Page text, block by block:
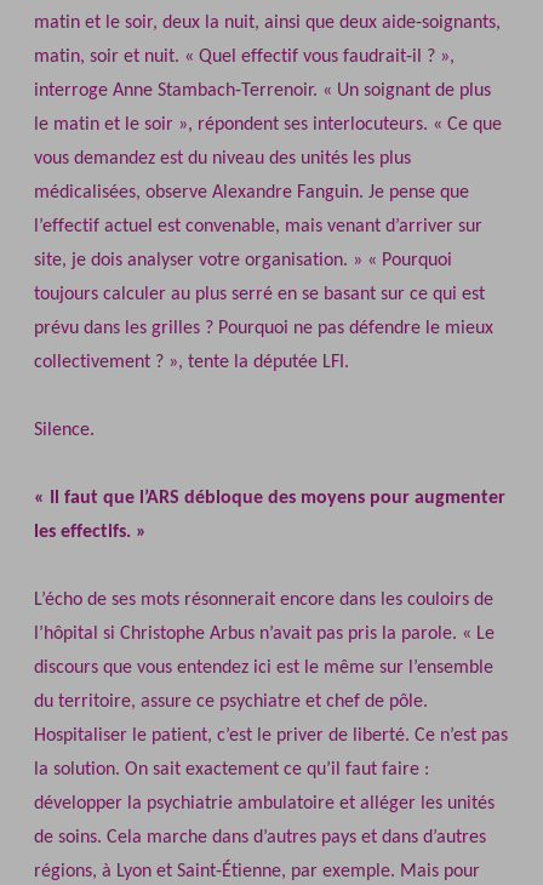
matin et le soir, deux la nuit, ainsi que deux aide‐soignants,
matin, soir et nuit. « Quel effectif vous faudrait‐il ? »,
interroge Anne Stambach‐Terrenoir. « Un soignant de plus
le matin et le soir », répondent ses interlocuteurs. « Ce que
vous demandez est du niveau des unités les plus
médicalisées, observe Alexandre Fanguin. Je pense que
l’effectif actuel est convenable, mais venant d’arriver sur
site, je dois analyser votre organisation. » « Pourquoi
toujours calculer au plus serré en se basant sur ce qui est
prévu dans les grilles ? Pourquoi ne pas défendre le mieux
collectivement ? », tente la députée LFI.
Silence.
« Il faut que l’ARS débloque des moyens pour augmenter
les effectifs. »
L’écho de ses mots résonnerait encore dans les couloirs de
l’hôpital si Christophe Arbus n’avait pas pris la parole. « Le
discours que vous entendez ici est le même sur l’ensemble
du territoire, assure ce psychiatre et chef de pôle.
Hospitaliser le patient, c’est le priver de liberté. Ce n’est pas
la solution. On sait exactement ce qu’il faut faire :
développer la psychiatrie ambulatoire et alléger les unités
de soins. Cela marche dans d’autres pays et dans d’autres
régions, à Lyon et Saint‐Étienne, par exemple. Mais pour